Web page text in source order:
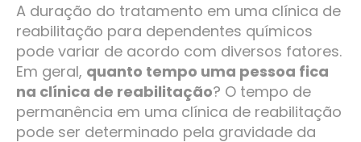
A duração do tratamento em uma clínica de
reabilitação para dependentes químicos
pode variar de acordo com diversos fatores.
Em geral, quanto tempo uma pessoa fica
na clínica de reabilitação? O tempo de
permanência em uma clínica de reabilitação
pode ser determinado pela gravidade da